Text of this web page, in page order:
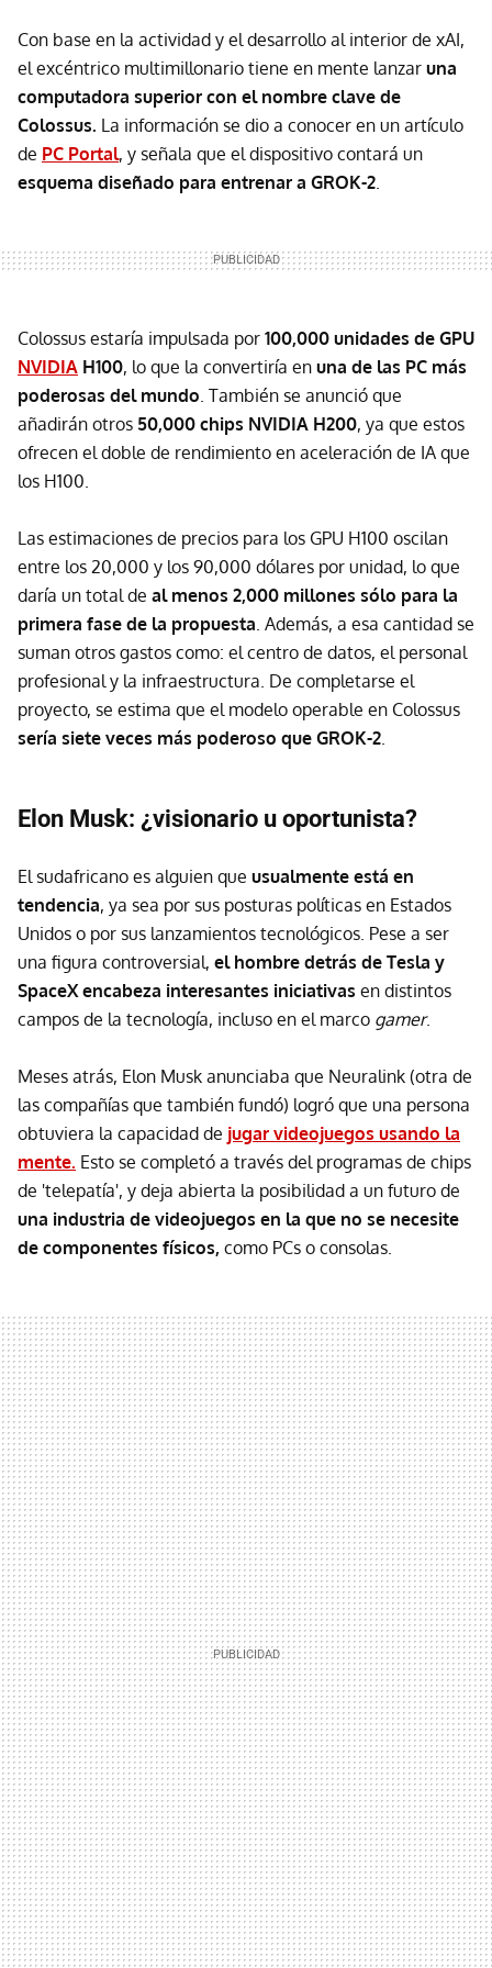
Con base en la actividad y el desarrollo al interior de xAI,
el excéntrico multimillonario tiene en mente lanzar una
computadora superior con el nombre clave de
Colossus. La información se dio a conocer en un artículo
de PC Portal, y señala que el dispositivo contará un
esquema diseñado para entrenar a GROK-2
Colossus estaría impulsada por 100,000 unidades de GPU
NVIDIA H100, lo que la convertiría en una de las PC más
poderosas del mundo . También se anunció que
añadirán otros 50,000 chips NVIDIA H200, ya que estos
ofrecen el doble de rendimiento en aceleración de IA que
los H100.
Las estimaciones de precios para los GPU H100 oscilan
entre los 20,000 y los 90,000 dólares por unidad, lo que
daría un total de almenos 2,000 millones sólo para la
primera fase de la propuesta . Además, a esa cantidad se
suman otros gastos como: el centro de datos, el personal
profesional y la infraestructura. De completarse el
proyecto, se estima que el modelo operable en Colossus
sería siete veces más poderoso que GROK-2
Elon Musk: ¿visionario u oportunista?
El sudafricano es alguien que usualmente está en
tendencia, ya sea por sus posturas políticas en Estados
Unidos o por sus lanzamientos tecnológicos. Pese a ser
una figura controversial, el hombre detrás de Tesla y
SpaceX encabeza interesantes iniciativas en distintos
campos de la tecnología, incluso en el marco gamer.
Meses atrás, Elon Musk anunciaba que Neuralink (otra de
las compañías que también fundó) logró que una persona
obtuviera la capacidad de jugar videojuegos usando la
mente. Esto se completó a través del programas de chips
de 'telepatía', y deja abierta la posibilidad a un futuro de
una industria de videojuegos en la que no se necesite
de componentes físicos, como PCs o consolas.